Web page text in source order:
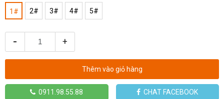
1# 2# 3# 4# 5#
- +
Thêm vào giỏ hàng
0911.98.55.88 CHAT FACEBOOK